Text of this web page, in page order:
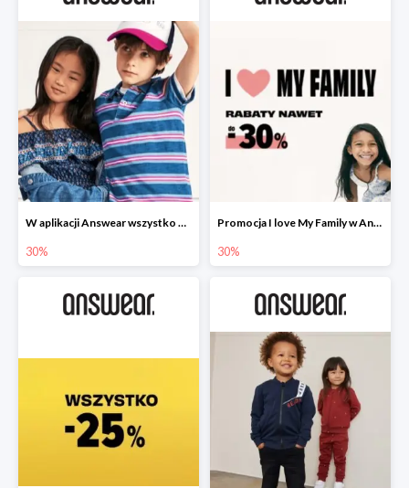
W aplikacji Answear wszystko dla dzieci -30%
30%
Promocja I love My Family w Answear do -30%
30%